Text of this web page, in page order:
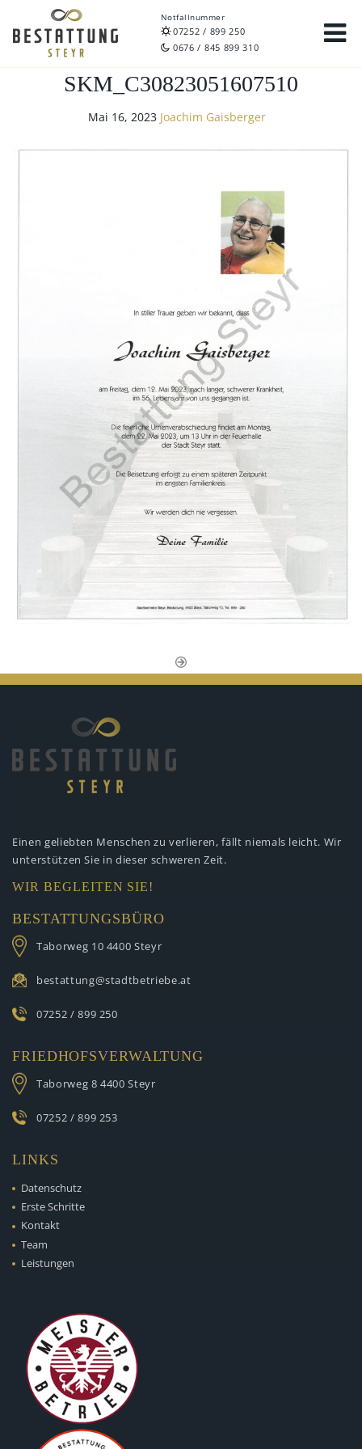
Notfallnummer
07252 / 899 250
0676 / 845 899 310
SKM_C30823051607510
Mai 16, 2023 Joachim Gaisberger
Einen geliebten Menschen zu verlieren, fällt niemals leicht. Wir
unterstützen Sie in dieser schweren Zeit.
WIR BEGLEITEN SIE!
BESTATTUNGSBÜRO
Taborweg 10 4400 Steyr
bestattung@stadtbetriebe.at
07252 / 899 250
FRIEDHOFSVERWALTUNG
Taborweg 8 4400 Steyr
07252 / 899 253
LINKS
Datenschutz
Erste Schritte
Kontakt
Team
Leistungen